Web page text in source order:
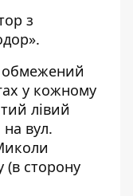
з
обмежений
у кожному
лівий
на вул.
(в сторону